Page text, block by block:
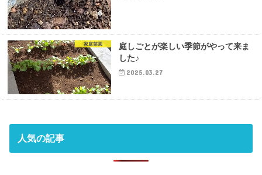
家庭菜園
庭しごとが楽しい季節がやって来ま
した♪
2025.03.27
人気の記事